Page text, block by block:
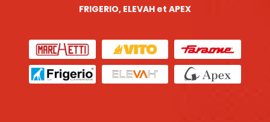
FRIGERIO, ELEVAH et APEX